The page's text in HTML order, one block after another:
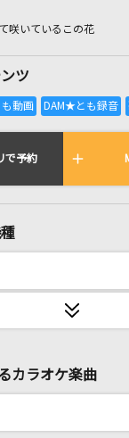
全国りれき
イムで歌われている
トメ
咲いているこの花
ツ
で予約
カラオケ楽曲